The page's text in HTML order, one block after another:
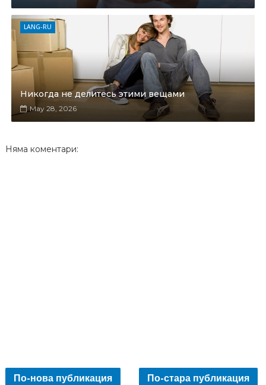
LANG-RU
Никогда не делитесь этими вещами
May 28, 2026
Няма коментари:
По-нова публикация По-стара публикация